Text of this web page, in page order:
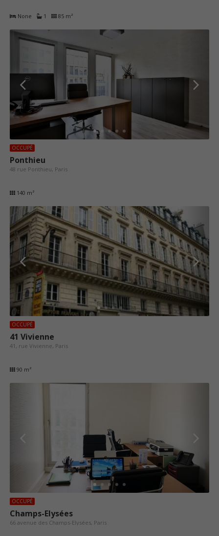
None 1 85 m²
OCCUPÉ
Ponthieu
48 rue Ponthieu, Paris
140 m²
OCCUPÉ
41 Vivienne
41, rue Vivienne, Paris
90 m²
OCCUPÉ
Champs-Elysées
66 avenue des Champs-Elysées, Paris